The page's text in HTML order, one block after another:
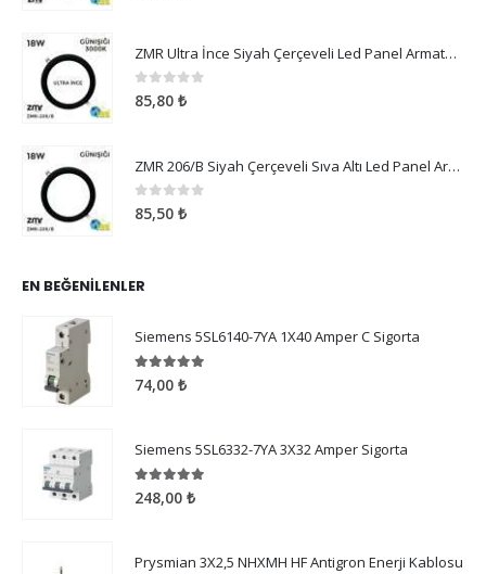
ZMR Ultra İnce Siyah Çerçeveli Led Panel Armatür 18W Günışığı
05 üzerinden
85,80 ₺
ZMR 206/B Siyah Çerçeveli Sıva Altı Led Panel Armatür 18W Günışığı
05 üzerinden
85,50 ₺
EN BEĞENILENLER
Siemens 5SL6140-7YA 1X40 Amper C Sigorta
5.005 üzerinden
74,00 ₺
Siemens 5SL6332-7YA 3X32 Amper Sigorta
5.005 üzerinden
248,00 ₺
Prysmian 3X2,5 NHXMH HF Antigron Enerji Kablosu